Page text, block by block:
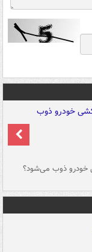
خودرو ذوب می‌شود؟